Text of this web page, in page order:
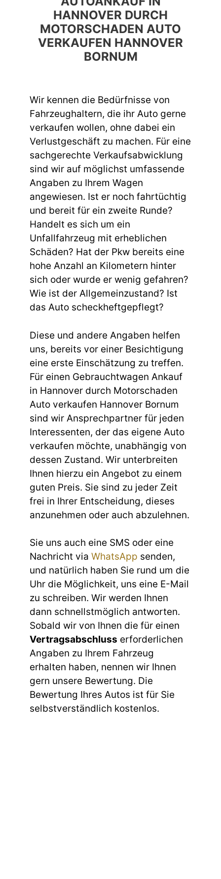
HANNOVER DURCH
MOTORSCHADEN AUTO
VERKAUFEN HANNOVER
BORNUM
Wir kennen die Bedürfnisse von
Fahrzeughaltern, die ihr Auto gerne
verkaufen wollen, ohne dabei ein
Verlustgeschäft zu machen. Für eine
sachgerechte Verkaufsabwicklung
sind wir auf möglichst umfassende
Angaben zu Ihrem Wagen
angewiesen. Ist er noch fahrtüchtig
und bereit für ein zweite Runde?
Handelt es sich um ein
Unfallfahrzeug mit erheblichen
Schäden? Hat der Pkw bereits eine
hohe Anzahl an Kilometern hinter
sich oder wurde er wenig gefahren?
Wie ist der Allgemeinzustand? Ist
das Auto scheckheftgepflegt?
Diese und andere Angaben helfen
uns, bereits vor einer Besichtigung
eine erste Einschätzung zu treffen.
Für einen Gebrauchtwagen Ankauf
in Hannover durch Motorschaden
Auto verkaufen Hannover Bornum
sind wir Ansprechpartner für jeden
Interessenten, der das eigene Auto
verkaufen möchte, unabhängig von
dessen Zustand. Wir unterbreiten
Ihnen hierzu ein Angebot zu einem
guten Preis. Sie sind zu jeder Zeit
frei in Ihrer Entscheidung, dieses
anzunehmen oder auch abzulehnen.
Sie uns auch eine SMS oder eine
Nachricht via WhatsApp senden,
und natürlich haben Sie rund um die
Uhr die Möglichkeit, uns eine E-Mail
zu schreiben. Wir werden Ihnen
dann schnellstmöglich antworten.
Sobald wir von Ihnen die für einen
Vertragsabschluss erforderlichen
Angaben zu Ihrem Fahrzeug
erhalten haben, nennen wir Ihnen
gern unsere Bewertung. Die
Bewertung Ihres Autos ist für Sie
selbstverständlich kostenlos.